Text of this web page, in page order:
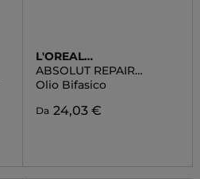
L'OREAL
PROFESSIONNEL
ABSOLUT REPAIR
MOLECULAR OLIO
Olio Bifasico
Da 24,03 €